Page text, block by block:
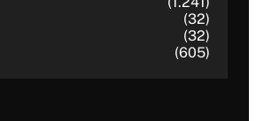
(32)
(32)
(605)